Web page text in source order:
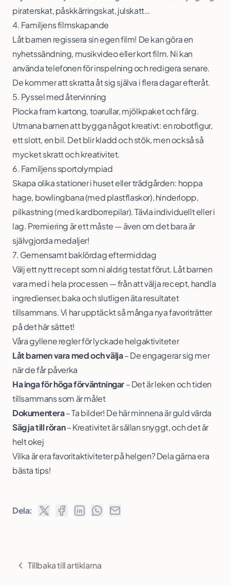
piraterskat, påskkärringskat, julskatt…
4. Familjens filmskapande
Låt barnen regissera sin egen film! De kan göra en
nyhetssändning, musikvideo eller kort film. Ni kan
använda telefonen för inspelning och redigera senare.
De kommer att skratta åt sig själva i flera dagar efteråt.
5. Pyssel med återvinning
Plocka fram kartong, toarullar, mjölkpaket och färg.
Utmana barnen att bygga något kreativt: en robotfigur,
ett slott, en bil. Det blir kladd och stök, men också så
mycket skratt och kreativitet.
6. Familjens sportolympiad
Skapa olika stationer i huset eller trädgården: hoppa
hage, bowlingbana (med plastflaskor), hinderlopp,
pilkastning (med kardborrepilar). Tävla individuellt eller i
lag. Premiering är ett måste — även om det bara är
självgjorda medaljer!
7. Gemensamt baklördag eftermiddag
Välj ett nytt recept som ni aldrig testat förut. Låt barnen
vara med i hela processen — från att välja recept, handla
ingredienser, baka och slutligen äta resultatet
tillsammans. Vi har upptäckt så många nya favoriträtter
på det här sättet!
Våra gyllene regler för lyckade helgaktiviteter
Låt barnen vara med och välja– De engagerar sig mer
när de får påverka
Ha inga för höga förväntningar– Det är leken och tiden
tillsammans som är målet
Dokumentera– Ta bilder! De här minnena är guld värda
Säg ja till röran– Kreativitet är sällan snyggt, och det är
helt okej
Vilka är era favoritaktiviteter på helgen? Dela gärna era
bästa tips!
Dela:
Tillbaka till artiklarna